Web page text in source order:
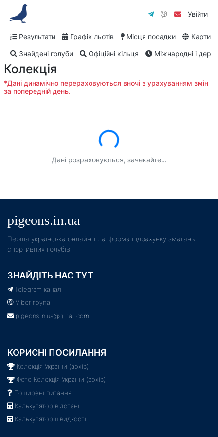
Увійти
Результати Графік льотів Місця посадки Карти
Знайдені голуби Офіційні кільця Міжнародні і
Колекція
*Дані динамічно перераховуються вночі з урахуванням змін
за попередній день.
Завантаження...
Дані розраховуються, зачекайте…
pigeons.in.ua
Пeрша українська онлайн-платформа підрахунку змагань
спортивних голубів
ЗНАЙДІТЬ НАС ТУТ
Telegram канал
Viber група
pigeons.in.ua@gmail.com
КОРИСНІ ПОСИЛАННЯ
Колекція України (архів)
Фото Колекція України (архів)
Поширені питання
Калькулятор відстані
Калькулятор швидкості